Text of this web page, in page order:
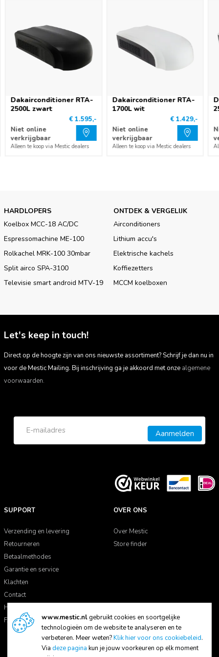
Handleiding dakairconditioner RTA-2600
DE
Download
ES
Handleiding dakairconditioner RTA-2600
Handleiding dakairconditioner RTA-2600
SE
Dakairconditioner RTA-
2500L zwart
€ 1.595,-
Niet online
verkrijgbaar
Alleen te koop via Mestic dealers
Dakairconditioner RTA-
1700L wit
€ 1.429,-
Niet online
verkrijgbaar
Alleen te koop via Mestic dealers
HARDLOPERS
Koelbox MCC-18 AC/DC
Espressomachine ME-100
Rolkachel MRK-100 30mbar
Split airco SPA-3100
Televisie smart android MTV-19
ONTDEK & VERGELIJK
Airconditioners
Lithium accu's
Elektrische kachels
Koffiezetters
MCCM koelboxen
Let's keep in touch!
Direct op de hoogte zijn van ons nieuwste assortiment? Schrijf je dan nu in
voor de Mestic Mailing. Bij inschrijving ga je akkoord met onze algemene
voorwaarden.
Aanmelden
SUPPORT
Verzending en levering
Retourneren
Betaalmethodes
Garantie en service
Klachten
Contact
Handleidingen
FAQ
OVER ONS
Over Mestic
Store finder
www.mestic.nlgebruikt cookies en soortgelijke
technologieën om de website te analyseren en te
verbeteren. Meer weten?Klik hier voor ons cookiebeleid.
Via deze pagina kun je jouw voorkeuren op elk moment